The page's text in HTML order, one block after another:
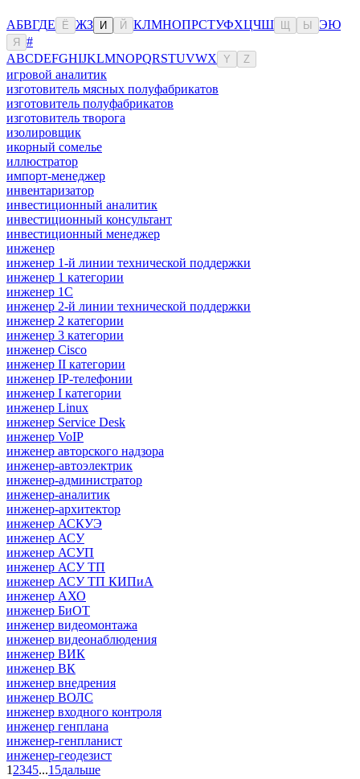
АБВГДЕ Ё ЖЗ И Й КЛМНОПРСТУФХЦЧШ Ы ЭЮ
Я
#
ABCDEFGHIJKLMNOPQRSTUVWX Y Z
игровой аналитик
изготовитель мясных полуфабрикатов
изготовитель полуфабрикатов
изготовитель творога
изолировщик
икорный сомелье
иллюстратор
импорт-менеджер
инвентаризатор
инвестиционный аналитик
инвестиционный консультант
инвестиционный менеджер
инженер
инженер 1-й линии технической поддержки
инженер 1 категории
инженер 1С
инженер 2-й линии технической поддержки
инженер 2 категории
инженер 3 категории
инженер Cisco
инженер II категории
инженер IP-телефонии
инженер I категории
инженер Linux
инженер Service Desk
инженер VoIP
инженер авторского надзора
инженер-автоэлектрик
инженер-администратор
инженер-аналитик
инженер-архитектор
инженер АСКУЭ
инженер АСУ
инженер АСУП
инженер АСУ ТП
инженер АСУ ТП КИПиА
инженер АХО
инженер БиОТ
инженер видеомонтажа
инженер видеонаблюдения
инженер ВИК
инженер ВК
инженер внедрения
инженер ВОЛС
инженер входного контроля
инженер генплана
инженер-генпланист
инженер-геодезист
1 2345...15дальше